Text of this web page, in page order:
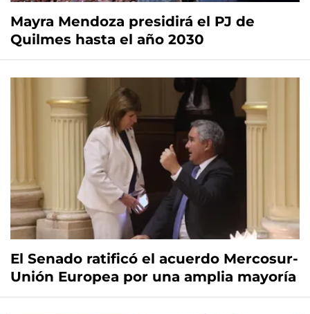
Mayra Mendoza presidirá el PJ de
Quilmes hasta el año 2030
El Senado ratificó el acuerdo Mercosur-
Unión Europea por una amplia mayoría